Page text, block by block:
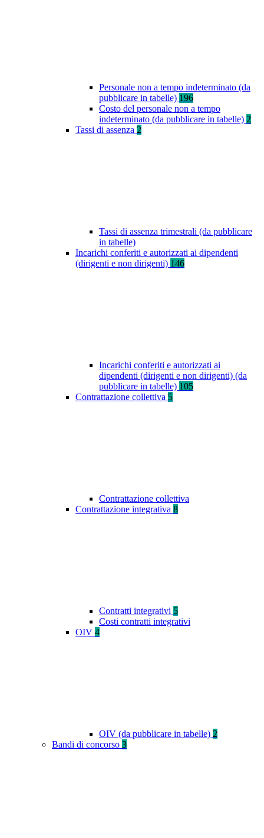
Personale non a tempo indeterminato (da
pubblicare in tabelle) 196
Costo del personale non a tempo
indeterminato (da pubblicare in tabelle) 2
Tassi di assenza 2
Tassi di assenza trimestrali (da pubblicare
in tabelle)
Incarichi conferiti e autorizzati ai dipendenti
(dirigenti e non dirigenti) 146
Incarichi conferiti e autorizzati ai
dipendenti (dirigenti e non dirigenti) (da
pubblicare in tabelle) 105
Contrattazione collettiva 5
Contrattazione collettiva
Contrattazione integrativa 8
Contratti integrativi 5
Costi contratti integrativi
OIV 4
OIV (da pubblicare in tabelle) 2
Bandi di concorso 3